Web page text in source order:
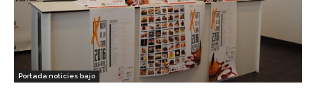
Portada noticies bajo